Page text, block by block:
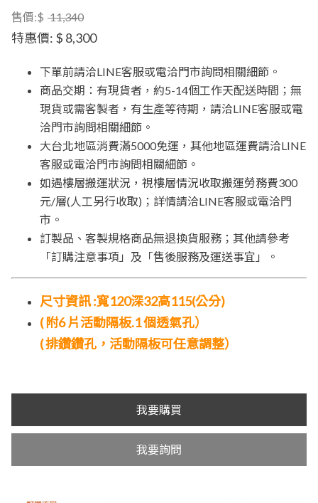
售價:$ 11,340
特惠價: $ 8,300
下單前請洽LINE客服或電洽門市詢問相關細節。
商品交期：有現貨者，約5-14個工作天配送時間；無
現貨或需客製者，有生產等待期，請洽LINE客服或電
洽門市詢問相關細節。
大台北地區消費滿5000免運，其他地區運費請洽LINE
客服或電洽門市詢問相關細節。
如遇樓層搬運狀況，視樓層情況收取搬運勞務費300
元/層(人工另行收取)；詳情請洽LINE客服或電洽門
市。
訂製品、客製規格商品無退換貨服務；其他請參考
「訂購注意事項」及「售後服務及運送事宜」。
尺寸資訊 :寬120深32高115(公分)
( 附6 片活動隔板.1 個透氣孔）
( 排鑽鑽孔，活動隔板可任意調整）
我要購買
我要詢問